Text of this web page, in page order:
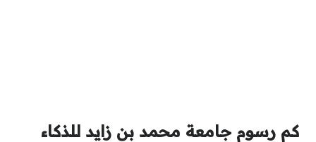
كم رسوم جامعة محمد بن زايد للذكاء